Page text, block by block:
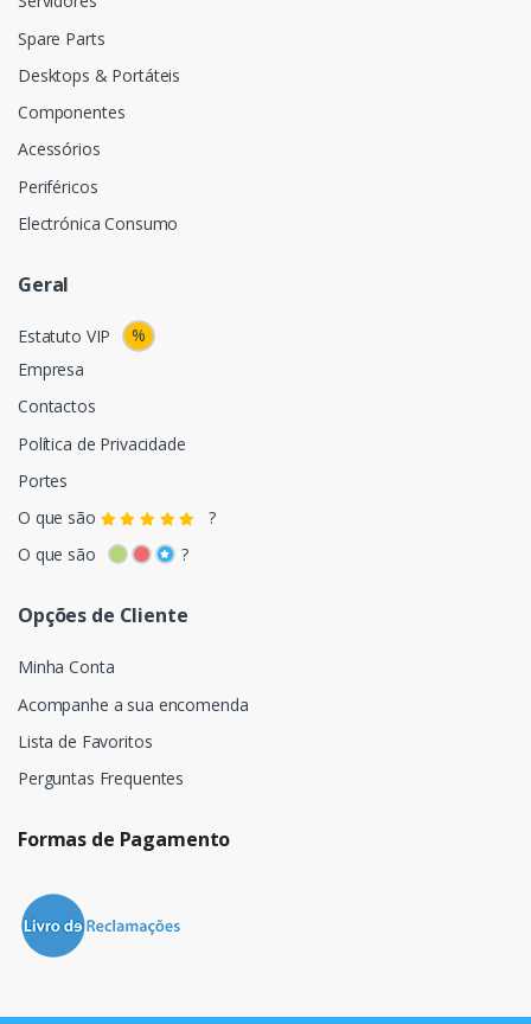
Spare Parts
Desktops & Portáteis
Componentes
Acessórios
Periféricos
Electrónica Consumo
Geral
Estatuto VIP
%
Empresa
Contactos
Política de Privacidade
Portes
O que são
?
O que são
?
Opções de Cliente
Minha Conta
Acompanhe a sua encomenda
Lista de Favoritos
Perguntas Frequentes
Formas de Pagamento